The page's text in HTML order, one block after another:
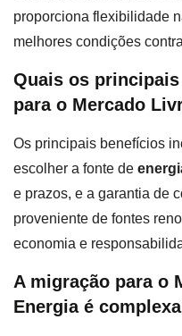
proporciona flexibilidade
melhores condições
Quais os
para o Mercado
Os principais benefícios
escolher a fonte de
e prazos, e a garantia de
proveniente de fontes
economia e
A migração para o
Energia é